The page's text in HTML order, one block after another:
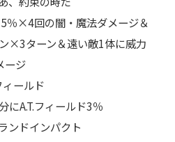
％×4回の闇・魔法ダメージ＆
×3ターン＆遠い敵1体に威力
ージ
ィールド
フィールド3％
ンドインパクト